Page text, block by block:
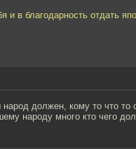
и в благодарность отдать
народ должен, кому то что
народу много кто чего